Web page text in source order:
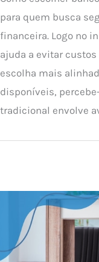
para quem busca
financeira. Logo no
ajuda a evitar
escolha mais
disponíveis,
tradicional envolve